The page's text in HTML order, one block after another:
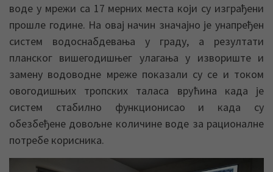
воде у мрежи са 17 мерних места који су изграђени
прошле године. На овај начин значајно је унапређен
систем водоснабдевања у граду, а резултати
планског вишегодишњег улагања у извориште и
замену водоводне мреже показали су се и током
овогодишњих тропских таласа врућина када је
систем стабилно функционисао и када су
обезбеђене довољне количине воде за рационалне
потребе корисника.